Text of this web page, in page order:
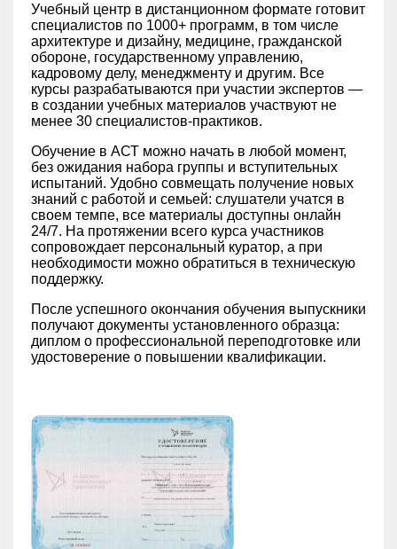
Учебный центр в дистанционном формате готовит
специалистов по 1000+ программ, в том числе
архитектуре и дизайну, медицине, гражданской
обороне, государственному управлению,
кадровому делу, менеджменту и другим. Все
курсы разрабатываются при участии экспертов —
в создании учебных материалов участвуют не
менее 30 специалистов-практиков.
Обучение в АСТ можно начать в любой момент,
без ожидания набора группы и вступительных
испытаний. Удобно совмещать получение новых
знаний с работой и семьей: слушатели учатся в
своем темпе, все материалы доступны онлайн
24/7. На протяжении всего курса участников
сопровождает персональный куратор, а при
необходимости можно обратиться в техническую
поддержку.
После успешного окончания обучения выпускники
получают документы установленного образца:
диплом о профессиональной переподготовке или
удостоверение о повышении квалификации.